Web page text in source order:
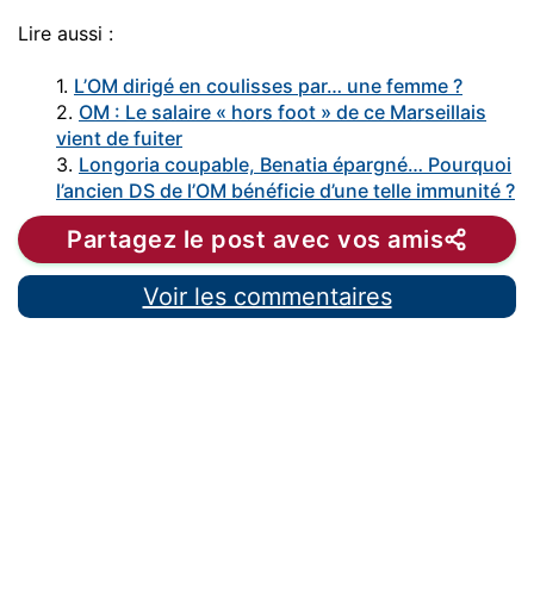
Lire aussi :
1. L’OM dirigé en coulisses par… une femme ?
2. OM : Le salaire « hors foot » de ce Marseillais
vient de fuiter
3. Longoria coupable, Benatia épargné… Pourquoi
l’ancien DS de l’OM bénéficie d’une telle immunité ?
Partagez le post avec vos amis
Voir les commentaires